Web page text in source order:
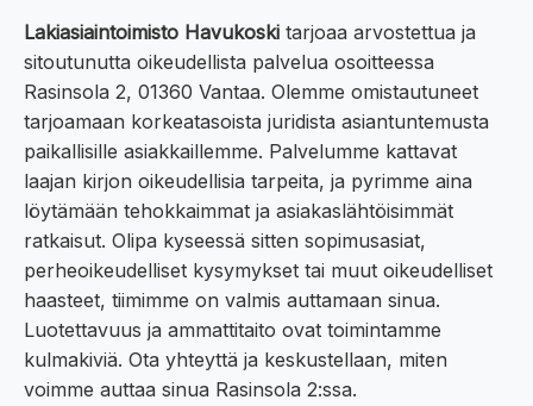
Lakiasiaintoimisto Havukoski tarjoaa arvostettua ja
sitoutunutta oikeudellista palvelua osoitteessa
Rasinsola 2, 01360 Vantaa. Olemme omistautuneet
tarjoamaan korkeatasoista juridista asiantuntemusta
paikallisille asiakkaillemme. Palvelumme kattavat
laajan kirjon oikeudellisia tarpeita, ja pyrimme aina
löytämään tehokkaimmat ja asiakaslähtöisimmät
ratkaisut. Olipa kyseessä sitten sopimusasiat,
perheoikeudelliset kysymykset tai muut oikeudelliset
haasteet, tiimimme on valmis auttamaan sinua.
Luotettavuus ja ammattitaito ovat toimintamme
kulmakiviä. Ota yhteyttä ja keskustellaan, miten
voimme auttaa sinua Rasinsola 2:ssa.